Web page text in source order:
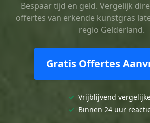
Bespaar tijd en geld. Vergelijk
offertes van erkende kunstgras
regio Gelderland.
Gratis Offertes
✓ Vrijblijvend
✓ Binnen 24 uur